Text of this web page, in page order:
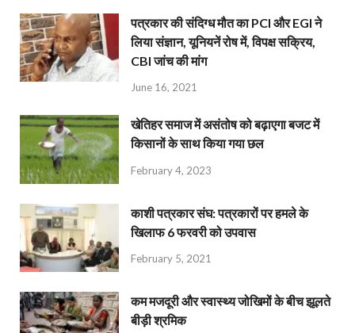
पत्रकार की संदिग्ध मौत का PCI और EGI ने
लिया संज्ञान, यूनियनें रोष में, विपक्ष सक्रिय,
CBI जांच की मांग
June 16, 2021
खेतिहर समाज में असंतोष को बढ़ाएगा बजट में
किसानों के साथ किया गया छल
February 4, 2023
काशी पत्रकार संघ: पत्रकारों पर हमले के
खिलाफ 6 फरवरी को उपवास
February 5, 2021
कम मजदूरी और स्वास्थ्य जोखिमों के बीच झूलते
बीड़ी श्रमिक